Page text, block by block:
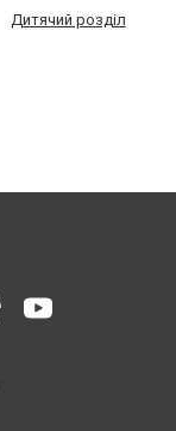
Дитячий розділ